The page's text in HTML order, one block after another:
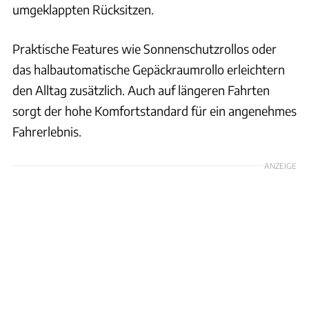
umgeklappten Rücksitzen.
Praktische Features wie Sonnenschutzrollos oder
das halbautomatische Gepäckraumrollo erleichtern
den Alltag zusätzlich. Auch auf längeren Fahrten
sorgt der hohe Komfortstandard für ein angenehmes
Fahrerlebnis.
ANZEIGE